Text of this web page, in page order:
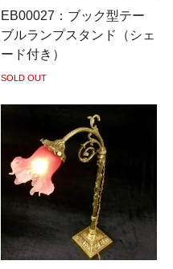
EB00027：ブック型テー
ブルランプスタンド（シェ
ード付き）
SOLD OUT